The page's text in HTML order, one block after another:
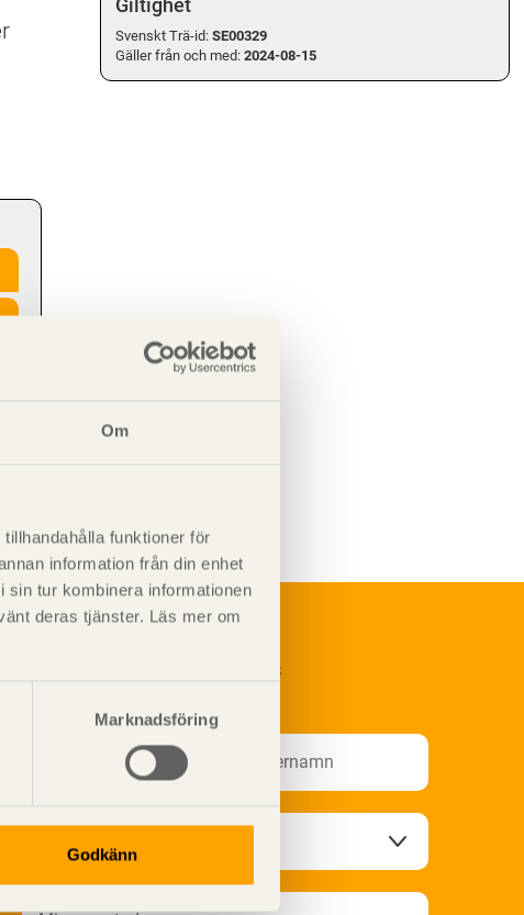
Om
funktioner för
information från din enhet
tur kombinera informationen
deras tjänster. Läs mer om
Marknadsföring
Godkänn
Giltighet
Svenskt Trä-id: SE00329
Gäller från och med:2024-08-15
Prenumerera på Svenskt Träs